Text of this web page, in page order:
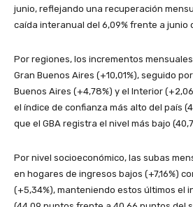
junio, reflejando una recuperación
caída interanual del 6,09% frente a junio
Por regiones, los incrementos
Gran Buenos Aires (+10,01%), seguido
Buenos Aires (+4,78%) y el Interior
el índice de confianza más alto del país
que el GBA registra el nivel más bajo
Por nivel socioeconómico, las subas
en hogares de ingresos bajos (+7,16%)
(+5,34%), manteniendo estos últimos el